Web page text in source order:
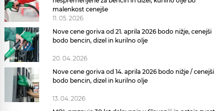
malenkost cenejše
11. 05. 2026
Nove cene goriva od 21. aprila 2026 bodo nižje, cenejši
bodo bencin, dizel in kurilno olje
20. 04. 2026
Nove cene goriva od 14. aprila 2026 bodo nižje / cenejši
bodo bencin, dizel in kurilno olje
13. 04. 2026